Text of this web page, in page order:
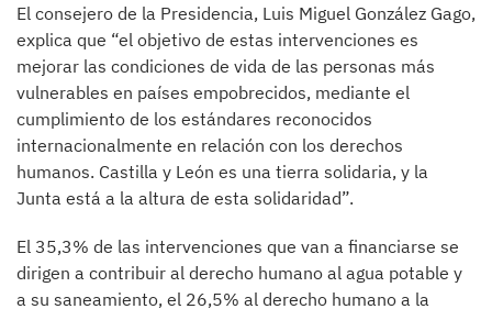
El consejero de la Presidencia, Luis Miguel González Gago,
explica que “el objetivo de estas intervenciones es
mejorar las condiciones de vida de las personas más
vulnerables en países empobrecidos, mediante el
cumplimiento de los estándares reconocidos
internacionalmente en relación con los derechos
humanos. Castilla y León es una tierra solidaria, y la
Junta está a la altura de esta solidaridad”.
El 35,3% de las intervenciones que van a financiarse se
dirigen a contribuir al derecho humano al agua potable y
a su saneamiento, el 26,5% al derecho humano a la